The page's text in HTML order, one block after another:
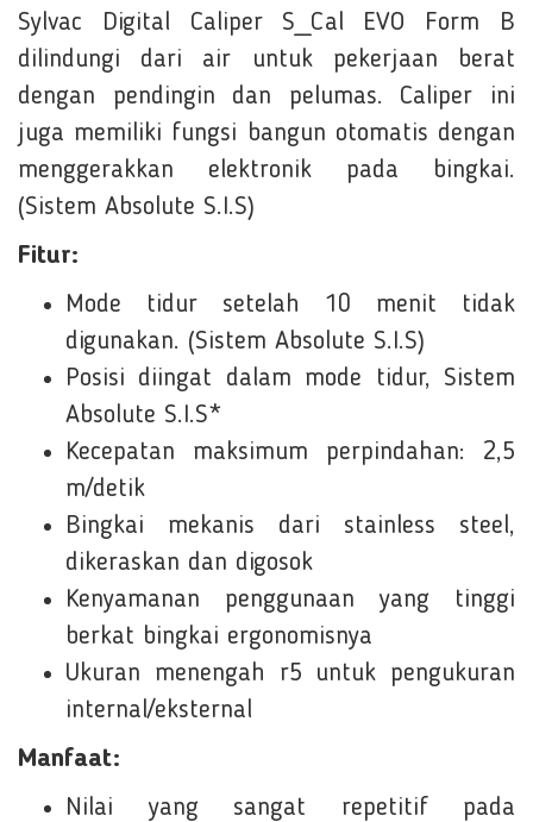
Sylvac Digital Caliper S_Cal EVO Form B
dilindungi dari air untuk pekerjaan berat
dengan pendingin dan pelumas. Caliper ini
juga memiliki fungsi bangun otomatis dengan
menggerakkan elektronik pada bingkai.
(Sistem Absolute S.I.S)
Fitur:
Mode tidur setelah 10 menit tidak
digunakan. (Sistem Absolute S.I.S)
Posisi diingat dalam mode tidur, Sistem
Absolute S.I.S*
Kecepatan maksimum perpindahan: 2,5
m/detik
Bingkai mekanis dari stainless steel,
dikeraskan dan digosok
Kenyamanan penggunaan yang tinggi
berkat bingkai ergonomisnya
Ukuran menengah r5 untuk pengukuran
internal/eksternal
Manfaat:
Nilai yang sangat repetitif pada